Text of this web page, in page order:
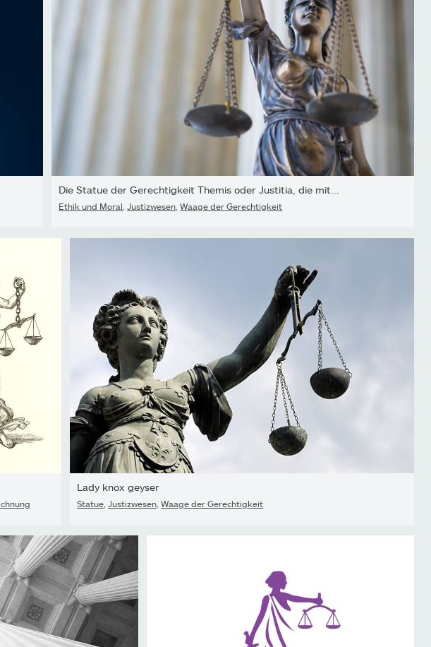
Die Statue der Gerechtigkeit Themis oder Justitia, die mit...
Ethik und Moral ,Justizwesen ,Waage der Gerechtigkeit
Lady knox geyser
Statue, Justizwesen, Waage der Gerechtigkeit